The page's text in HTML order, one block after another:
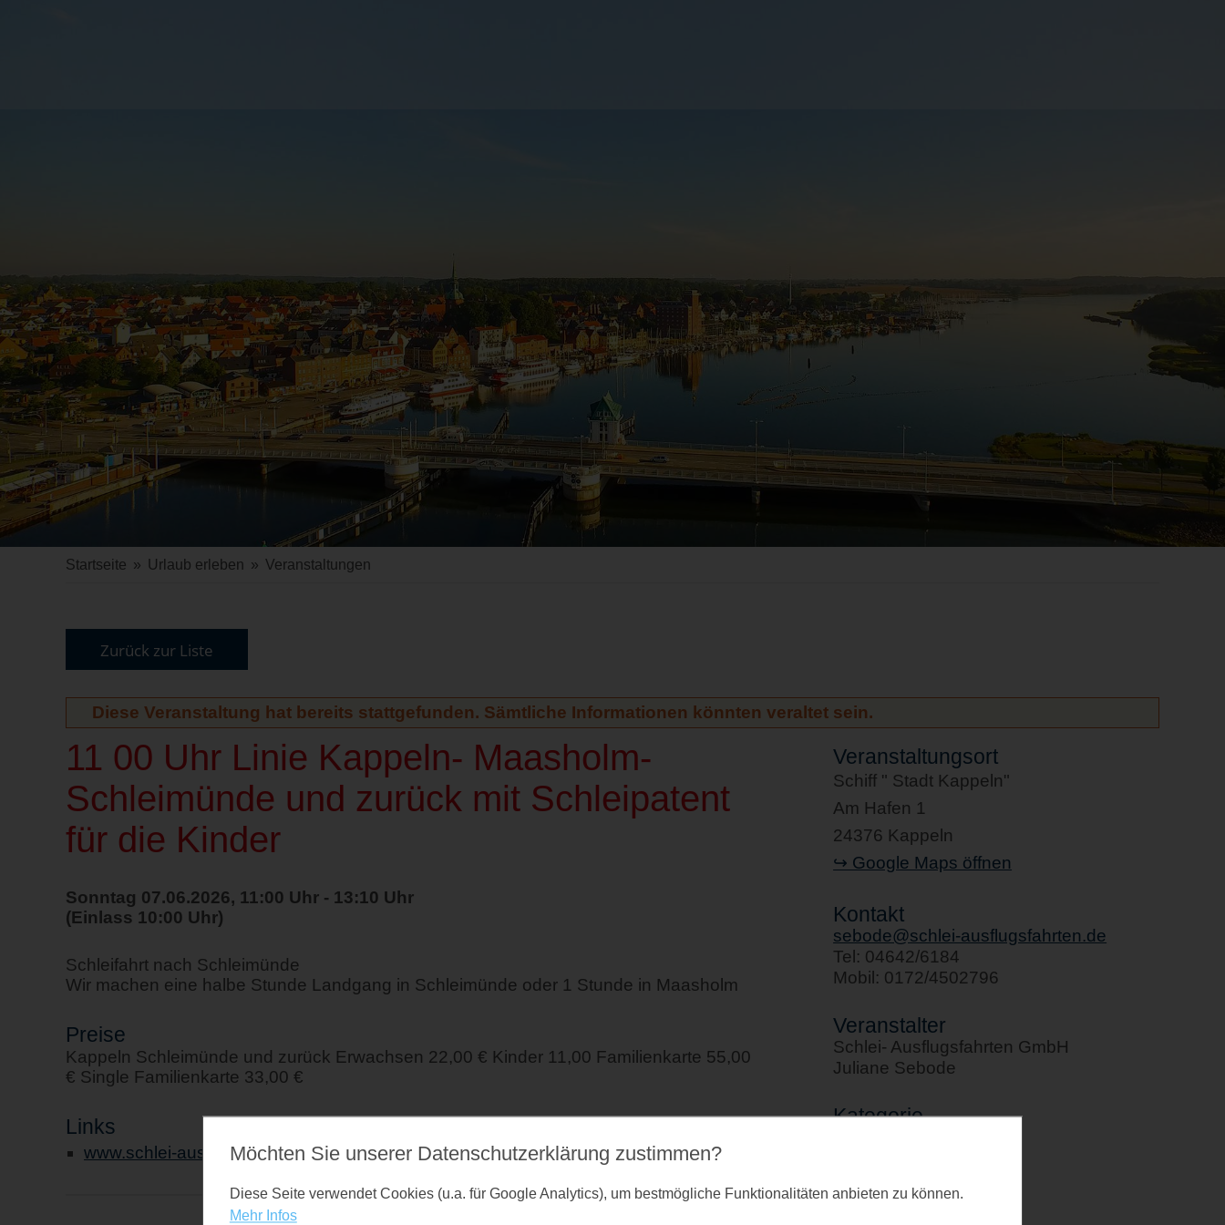
Startseite » Urlaub erleben » Veranstaltungen
Zurück zur Liste
Diese Veranstaltung hat bereits stattgefunden. Sämtliche Informationen könnten veraltet sein.
11 00 Uhr Linie Kappeln- Maasholm-
Schleimünde und zurück mit Schleipatent
für die Kinder
Sonntag 07.06.2026, 11:00 Uhr - 13:10 Uhr
(Einlass 10:00 Uhr)
Schleifahrt nach Schleimünde
Wir machen eine halbe Stunde Landgang in Schleimünde oder 1 Stunde in Maasholm
Preise
Kappeln Schleimünde und zurück Erwachsen 22,00 € Kinder 11,00 Familienkarte 55,00
€ Single Familienkarte 33,00 €
Links
www.schlei-ausflugsfahrten.de
Veranstaltungsort
Schiff " Stadt Kappeln"
Am Hafen 1
24376 Kappeln
↪ Google Maps öffnen
Kontakt
sebode@schlei-ausflugsfahrten.de
Tel: 04642/6184
Mobil: 0172/4502796
Veranstalter
Schlei- Ausflugsfahrten GmbH
Juliane Sebode
Kategorie
Letztes Update
Möchten Sie unserer Datenschutz­erklärung zustimmen?
Diese Seite verwendet Cookies (u.a. für Google Analytics), um bestmögliche Funktionalitäten anbieten zu können.
Mehr Infos